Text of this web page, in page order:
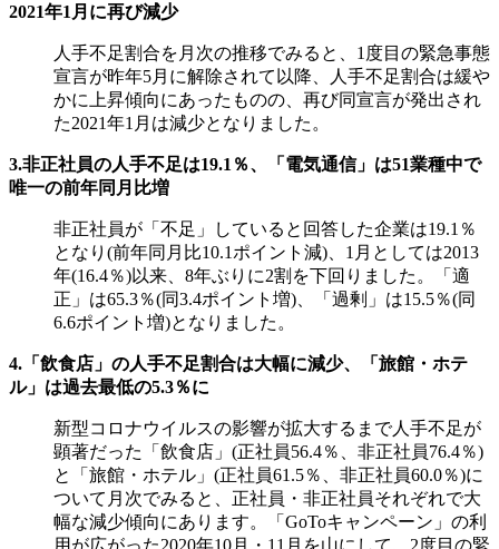
2021年1月に再び減少
人手不足割合を月次の推移でみると、1度目の緊急事態
宣言が昨年5月に解除されて以降、人手不足割合は緩や
かに上昇傾向にあったものの、再び同宣言が発出され
た2021年1月は減少となりました。
3.非正社員の人手不足は19.1％、「電気通信」は51業種中で
唯一の前年同月比増
非正社員が「不足」していると回答した企業は19.1％
となり(前年同月比10.1ポイント減)、1月としては2013
年(16.4％)以来、8年ぶりに2割を下回りました。「適
正」は65.3％(同3.4ポイント増)、「過剰」は15.5％(同
6.6ポイント増)となりました。
4.「飲食店」の人手不足割合は大幅に減少、「旅館・ホテ
ル」は過去最低の5.3％に
新型コロナウイルスの影響が拡大するまで人手不足が
顕著だった
「飲食店」(正社員56.4％、非正社員76.4％)
と「旅館・ホテル」(正社員61.5％、非正社員60.0％)に
ついて月次でみると、正社員・非正社員それぞれで大
幅な減少傾向にあります。「GoToキャンペーン」の利
用が広がった2020年10月・11月を山にして、2度目の緊